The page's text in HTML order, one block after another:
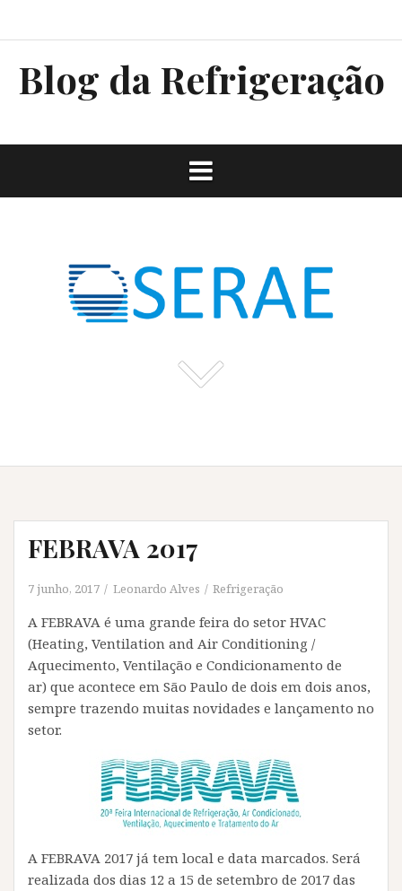
conteúdo
Blog da Refrigeração
FEBRAVA 2017
7 junho, 2017 Leonardo Alves Refrigeração
A FEBRAVA é uma grande feira do setor HVAC
(Heating, Ventilation and Air Conditioning /
Aquecimento, Ventilação e Condicionamento de
ar) que acontece em São Paulo de dois em dois anos,
sempre trazendo muitas novidades e lançamento no
setor.
A FEBRAVA 2017 já tem local e data marcados. Será
realizada dos dias 12 a 15 de setembro de 2017 das